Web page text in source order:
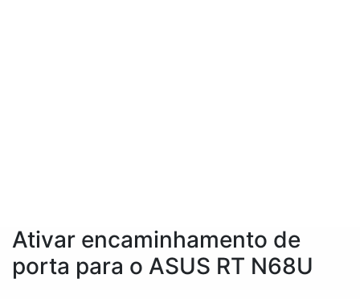
Ativar encaminhamento de
porta para o ASUS RT N68U